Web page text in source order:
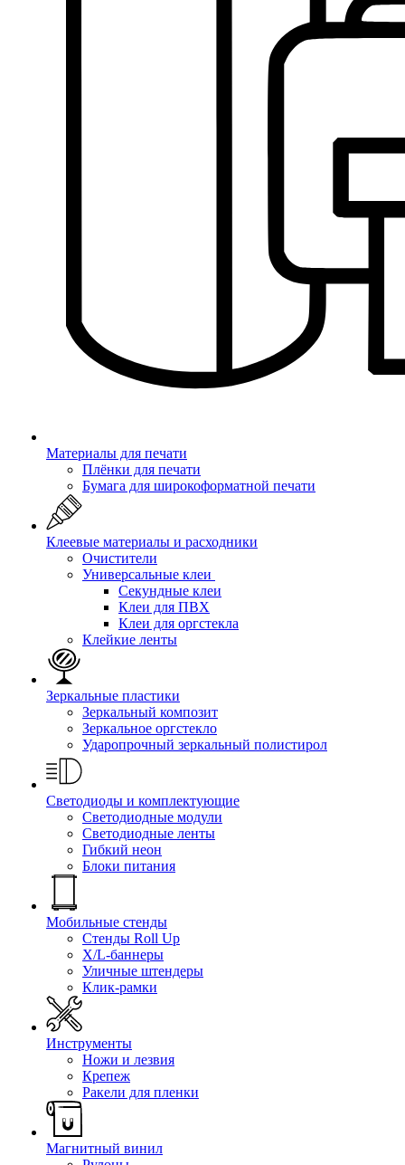
Материалы для печати
Плёнки для печати
Бумага для широкоформатной печати
Клеевые материалы и расходники
Очистители
Универсальные клеи
Секундные клеи
Клеи для ПВХ
Клеи для оргстекла
Клейкие ленты
Зеркальные пластики
Зеркальный композит
Зеркальное оргстекло
Ударопрочный зеркальный полистирол
Светодиоды и комплектующие
Светодиодные модули
Светодиодные ленты
Гибкий неон
Блоки питания
Мобильные стенды
Стенды Roll Up
X/L-баннеры
Уличные штендеры
Клик-рамки
Инструменты
Ножи и лезвия
Крепеж
Ракели для пленки
Магнитный винил